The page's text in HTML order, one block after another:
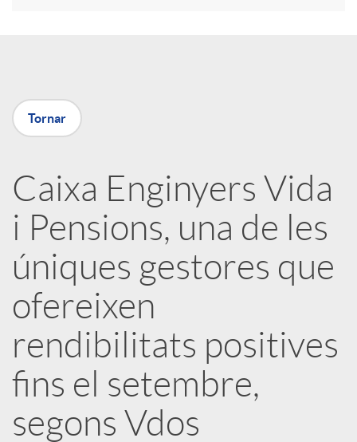
X
r
x
e
s
S
Tornar
Caixa Enginyers Vida
i Pensions, una de les
úniques gestores que
ofereixen
rendibilitats positives
fins el setembre,
segons Vdos